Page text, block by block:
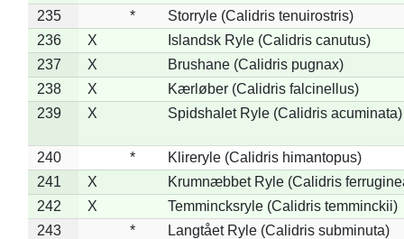
235
*
Storryle (Calidris tenuirostris)
236
X
Islandsk Ryle (Calidris canutus)
237
X
Brushane (Calidris pugnax)
238
X
Kærløber (Calidris falcinellus)
239
X Spidshalet Ryle (Calidris acuminata)
240 *
Klireryle (Calidris himantopus)
241
X
Krumnæbbet Ryle (Calidris
242
X
Temmincksryle (Calidris temminckii)
243
*
Langtået Ryle (Calidris subminuta)